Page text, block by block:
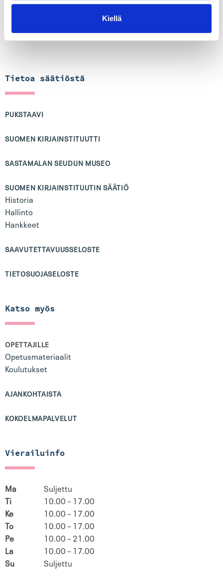
Kiellä
Tietoa säätiöstä
PUKSTAAVI
SUOMEN KIRJAINSTITUUTTI
SASTAMALAN SEUDUN MUSEO
SUOMEN KIRJAINSTITUUTIN SÄÄTIÖ
Historia
Hallinto
Hankkeet
SAAVUTETTAVUUSSELOSTE
TIETOSUOJASELOSTE
Katso myös
OPETTAJILLE
Opetusmateriaalit
Koulutukset
AJANKOHTAISTA
KOKOELMAPALVELUT
Vierailuinfo
Ma
Suljettu
Ti
10.00 – 17.00
Ke
10.00 – 17.00
To
10.00 – 17.00
Pe
10.00 – 21.00
La
10.00 – 17.00
Su
Suljettu